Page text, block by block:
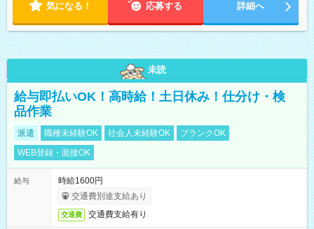
気になる！ 応募する 詳細へ
未読
給与即払いOK！高時給！土日休み！仕分け・検
品作業
派遣 職種未経験OK 社会人未経験OK
ブランクOK
WEB登録・面接OK
給与
時給1600円
交通費別途支給あり
交通費 交通費支給有り